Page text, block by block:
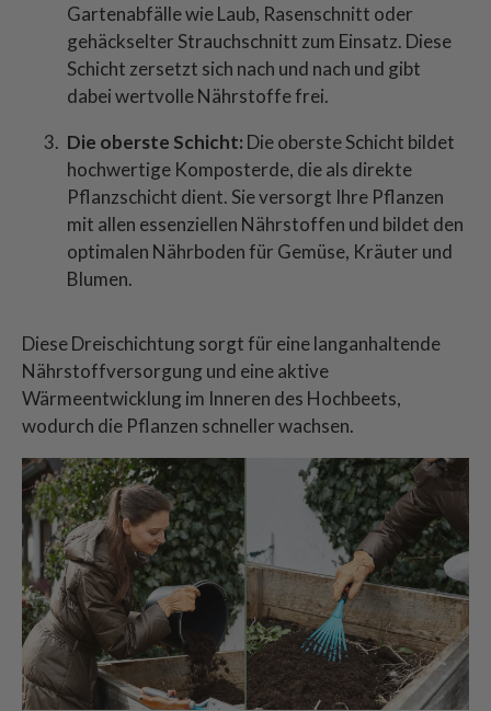
Gartenabfälle wie Laub, Rasenschnitt oder
gehäckselter Strauchschnitt zum Einsatz. Diese
Schicht zersetzt sich nach und nach und gibt
dabei wertvolle Nährstoffe frei.
Die oberste Schicht: Die oberste Schicht bildet
hochwertige Komposterde, die als direkte
Pflanzschicht dient. Sie versorgt Ihre Pflanzen
mit allen essenziellen Nährstoffen und bildet den
optimalen Nährboden für Gemüse, Kräuter und
Blumen.
Diese Dreischichtung sorgt für eine langanhaltende
Nährstoffversorgung und eine aktive
Wärmeentwicklung im Inneren des Hochbeets,
wodurch die Pflanzen schneller wachsen.